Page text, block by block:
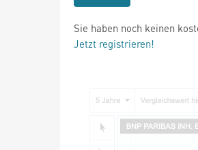
Sie haben noch keinen
Jetzt registrieren!